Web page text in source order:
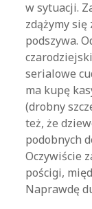
w sytuacji.
zdążymy
podszywa.
serialowe
ma kupę
(drobny
też, że
podobnych
Oczywiście
pościgi,
Naprawdę